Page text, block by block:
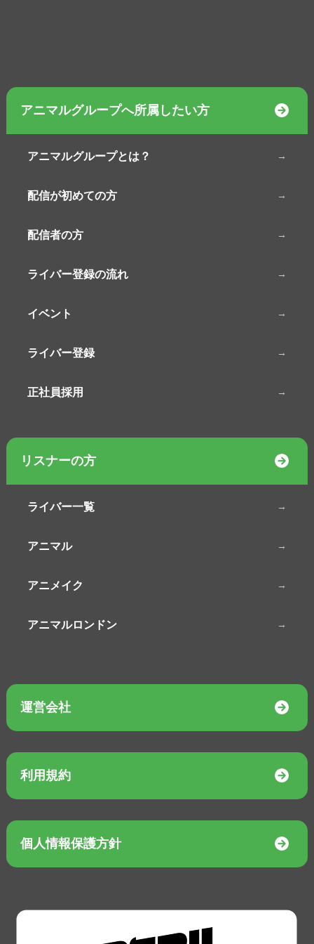
アニマルグループへ所属したい方
アニマルグループとは？
配信が初めての方
配信者の方
ライバー登録の流れ
イベント
ライバー登録
正社員採用
リスナーの方
ライバー一覧
アニマル
アニメイク
アニマルロンドン
運営会社
利用規約
個人情報保護方針